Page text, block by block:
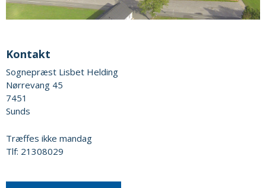
Kontakt
Sognepræst Lisbet Helding
Nørrevang 45
7451
Sunds
Træffes ikke mandag
Tlf: 21308029